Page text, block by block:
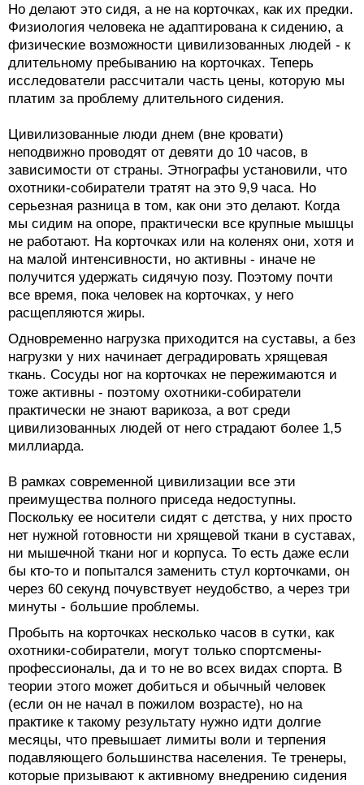
Но делают это сидя, а не на корточках, как их предки.
Физиология человека не адаптирована к сидению, а
физические возможности цивилизованных людей - к
длительному пребыванию на корточках. Теперь
исследователи рассчитали часть цены, которую мы
платим за проблему длительного сидения.
Цивилизованные люди днем (вне кровати)
неподвижно проводят от девяти до 10 часов, в
зависимости от страны. Этнографы установили, что
охотники-собиратели тратят на это 9,9 часа. Но
серьезная разница в том, как они это делают. Когда
мы сидим на опоре, практически все крупные мышцы
не работают. На корточках или на коленях они, хотя и
на малой интенсивности, но активны - иначе не
получится удержать сидячую позу. Поэтому почти
все время, пока человек на корточках, у него
расщепляются жиры.
Одновременно нагрузка приходится на суставы, а без
нагрузки у них начинает деградировать хрящевая
ткань. Сосуды ног на корточках не пережимаются и
тоже активны - поэтому охотники-собиратели
практически не знают варикоза, а вот среди
цивилизованных людей от него страдают более 1,5
миллиарда.
В рамках современной цивилизации все эти
преимущества полного приседа недоступны.
Поскольку ее носители сидят с детства, у них просто
нет нужной готовности ни хрящевой ткани в суставах,
ни мышечной ткани ног и корпуса. То есть даже если
бы кто-то и попытался заменить стул корточками, он
через 60 секунд почувствует неудобство, а через три
минуты - большие проблемы.
Пробыть на корточках несколько часов в сутки, как
охотники-собиратели, могут только спортсмены-
профессионалы, да и то не во всех видах спорта. В
теории этого может добиться и обычный человек
(если он не начал в пожилом возрасте), но на
практике к такому результату нужно идти долгие
месяцы, что превышает лимиты воли и терпения
подавляющего большинства населения. Те тренеры,
которые призывают к активному внедрению сидения